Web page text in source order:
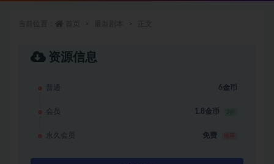
资源信息
普通 6金币
会员 1.8金币 3折
永久会员 免费